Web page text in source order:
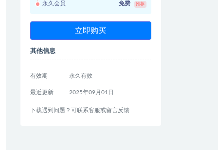
永久会员 免费 推荐
立即购买
其他信息
有效期 永久有效
最近更新 2025年09月01日
下载遇到问题？可联系客服或留言反馈